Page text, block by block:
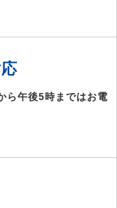
ら午後5時まではお電